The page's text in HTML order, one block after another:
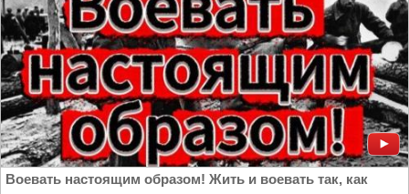
Воевать настоящим образом! Жить и воевать так, как